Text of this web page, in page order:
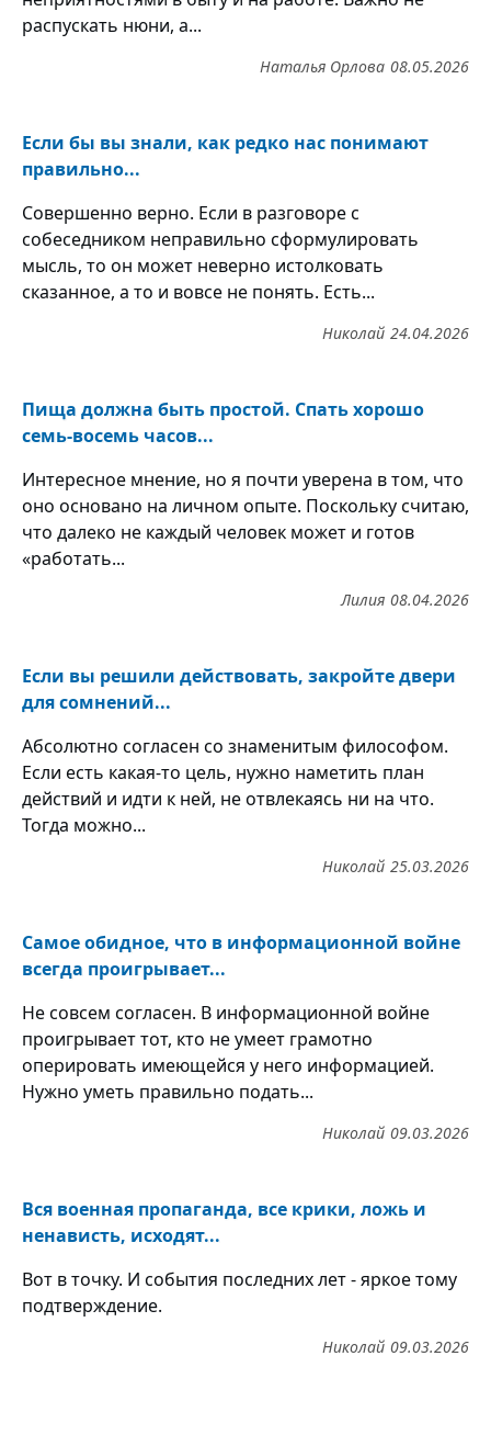
распускать нюни, а...
08.05.2026
Наталья Орлова
Если бы вы знали, как редко нас понимают
правильно...
Совершенно верно. Если в разговоре с
собеседником неправильно сформулировать
мысль, то он может неверно истолковать
сказанное, а то и вовсе не понять. Есть...
24.04.2026
Николай
Пища должна быть простой. Спать хорошо
семь-восемь часов...
Интересное мнение, но я почти уверена в том, что
оно основано на личном опыте. Поскольку считаю,
что далеко не каждый человек может и готов
«работать...
08.04.2026
Лилия
Если вы решили действовать, закройте двери
для сомнений...
Абсолютно согласен со знаменитым философом.
Если есть какая-то цель, нужно наметить план
действий и идти к ней, не отвлекаясь ни на что.
Тогда можно...
25.03.2026
Николай
Самое обидное, что в информационной войне
всегда проигрывает...
Не совсем согласен. В информационной войне
проигрывает тот, кто не умеет грамотно
оперировать имеющейся у него информацией.
Нужно уметь правильно подать...
09.03.2026
Николай
Вся военная пропаганда, все крики, ложь и
ненависть, исходят...
Вот в точку. И события последних лет - яркое тому
подтверждение.
09.03.2026
Николай